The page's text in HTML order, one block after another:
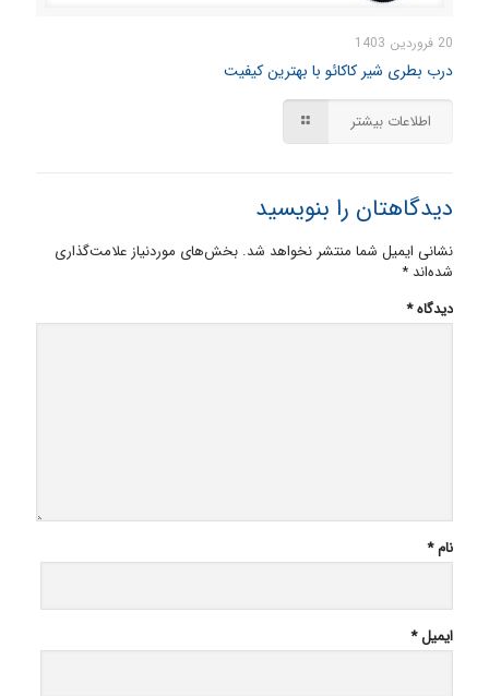
20 فروردین 1403
درب بطری شیر کاکائو با بهترین کیفیت
اطلاعات بیشتر
دیدگاهتان را بنویسید
نشانی ایمیل شما منتشر نخواهد شد. بخش‌های موردنیاز علامت‌گذاری
شده‌اند *
دیدگاه*
نام*
ایمیل*